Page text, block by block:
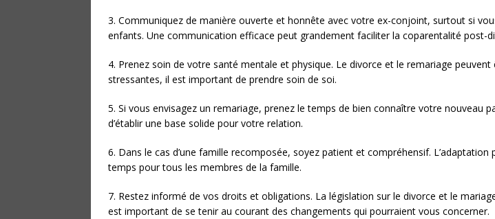
3. Communiquez de manière ouverte et honnête avec votre ex-conjoint, surtout si
enfants. Une communication efficace peut grandement faciliter la coparentalité post-
4. Prenez soin de votre santé mentale et physique. Le divorce et le remariage peuvent
stressantes, il est important de prendre soin de soi.
5. Si vous envisagez un remariage, prenez le temps de bien connaître votre nouveau
d’établir une base solide pour votre relation.
6. Dans le cas d’une famille recomposée, soyez patient et compréhensif. L’adaptation
temps pour tous les membres de la famille.
7. Restez informé de vos droits et obligations. La législation sur le divorce et le
est important de se tenir au courant des changements qui pourraient vous concerner.